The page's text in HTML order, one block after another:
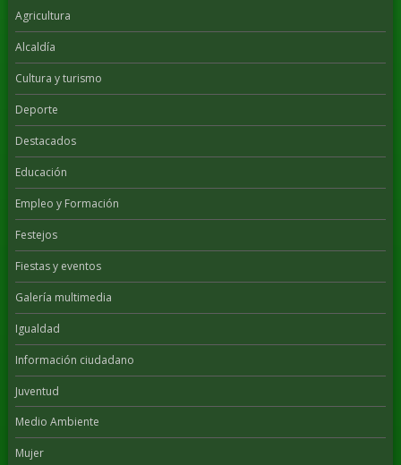
Agricultura
Alcaldía
Cultura y turismo
Deporte
Destacados
Educación
Empleo y Formación
Festejos
Fiestas y eventos
Galería multimedia
Igualdad
Información ciudadano
Juventud
Medio Ambiente
Mujer